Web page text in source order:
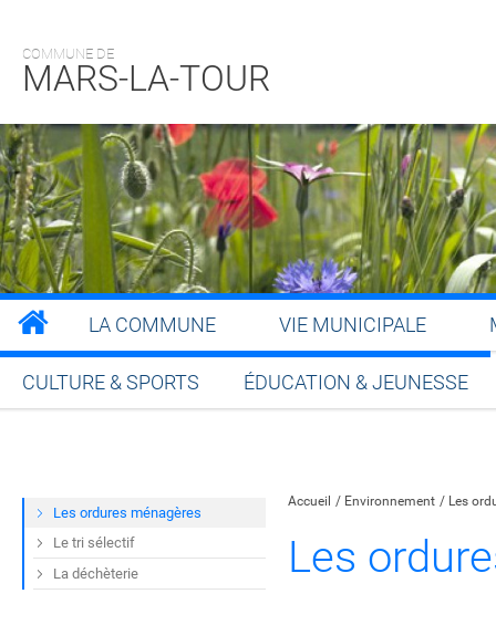
COMMUNE DE
MARS-LA-TOUR
LA COMMUNE VIE MUNICIPALE
CULTURE & SPORTS ÉDUCATION & JEUNESSE
Accueil Environnement Les
Les
Les ordures ménagères
Le tri sélectif
La déchèterie